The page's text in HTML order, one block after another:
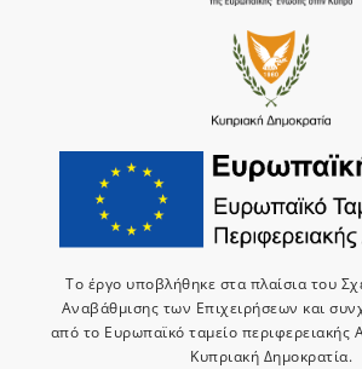
Το έργο υποβλήθηκε στα πλαίσια του
Αναβάθμισης των Επιχειρήσεων και
από το Ευρωπαϊκό ταμείο περιφερειακής
Κυπριακή Δημοκρατία.